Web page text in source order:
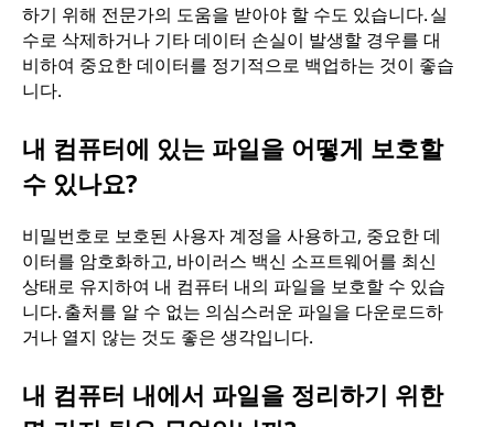
하기 위해 전문가의 도움을 받아야 할 수도 있습니다. 실
수로 삭제하거나 기타 데이터 손실이 발생할 경우를 대
비하여 중요한 데이터를 정기적으로 백업하는 것이 좋습
니다.
내 컴퓨터에 있는 파일을 어떻게 보호할
수 있나요?
비밀번호로 보호된 사용자 계정을 사용하고, 중요한 데
이터를 암호화하고, 바이러스 백신 소프트웨어를 최신
상태로 유지하여 내 컴퓨터 내의 파일을 보호할 수 있습
니다. 출처를 알 수 없는 의심스러운 파일을 다운로드하
거나 열지 않는 것도 좋은 생각입니다.
내 컴퓨터 내에서 파일을 정리하기 위한